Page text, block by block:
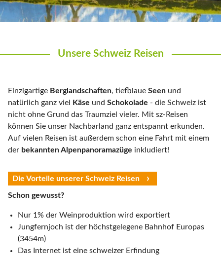
Unsere Schweiz Reisen
Einzigartige Berglandschaften, tiefblaue Seen und
natürlich ganz viel
Käse und Schokolade - die Schweiz ist
nicht ohne Grund das Traumziel vieler. Mit sz-Reisen
können Sie unser Nachbarland ganz entspannt erkunden.
Auf vielen Reisen ist außerdem schon eine Fahrt mit einem
der bekannten Alpenpanoramazüge inkludiert!
Die Vorteile unserer Schweiz Reisen
Schon gewusst?
Nur 1% der Weinproduktion wird exportiert
Jungfernjoch ist der höchstgelegene Bahnhof Europas
(3454m)
Das Internet ist eine schweizer Erfindung